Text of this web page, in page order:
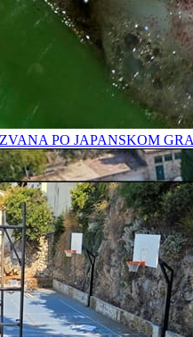
PO JAPANSKOM